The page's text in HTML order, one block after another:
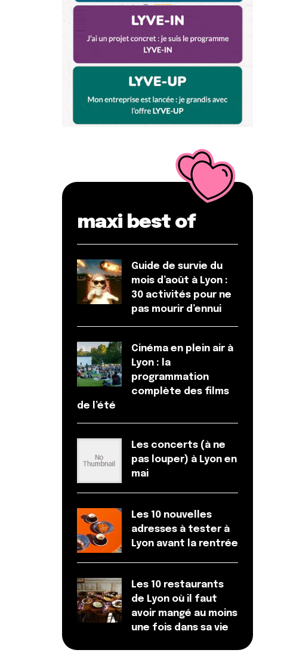
maxi best of
Guide de survie du
mois d’août à Lyon :
30 activités pour ne
pas mourir d’ennui
Cinéma en plein air à
Lyon : la
programmation
complète des films
de l’été
Les concerts (à ne
pas louper) à Lyon en
mai
Les 10 nouvelles
adresses à tester à
Lyon avant la rentrée
Les 10 restaurants
de Lyon où il faut
avoir mangé au moins
une fois dans sa vie